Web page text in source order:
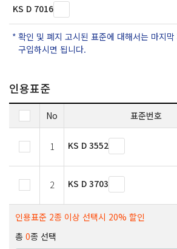
KS D 7016
확인 및 폐지 고시된 표준에 대해서는 마지
구입하시면 됩니다.
인용표준
No 표준번호
1 KS D 3552
2 KS D 3703
인용표준 2종 이상 선택시 20% 할인
총 0종 선택